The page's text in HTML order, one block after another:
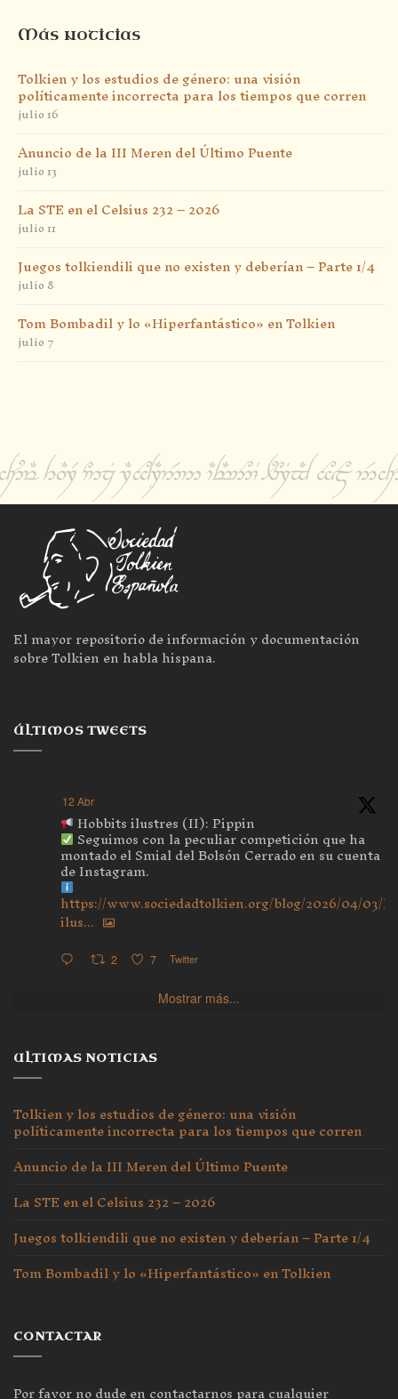
Más noticias
Tolkien y los estudios de género: una visión
políticamente incorrecta para los tiempos que corren
julio 16
Anuncio de la III Meren del Último Puente
julio 13
La STE en el Celsius 232 – 2026
julio 11
Juegos tolkiendili que no existen y deberían – Parte 1/4
julio 8
Tom Bombadil y lo «Hiperfantástico» en Tolkien
julio 7
El mayor repositorio de información y documentación
sobre Tolkien en habla hispana.
ÚLTIMOS TWEETS
12 Abr
Hobbits ilustres (II): Pippin
Seguimos con la peculiar competición que ha
montado el Smial del Bolsón Cerrado en su cuenta
de Instagram.
https://www.sociedadtolkien.org/blog/2026/04/03/
ilus...
2 7 Twitter
Mostrar más...
ULTIMAS NOTICIAS
Tolkien y los estudios de género: una visión
políticamente incorrecta para los tiempos que corren
Anuncio de la III Meren del Último Puente
La STE en el Celsius 232 – 2026
Juegos tolkiendili que no existen y deberían – Parte 1/4
Tom Bombadil y lo «Hiperfantástico» en Tolkien
CONTACTAR
Por favor no dude en contactarnos para cualquier